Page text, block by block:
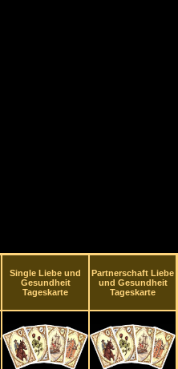
Single Liebe und
Gesundheit
Tageskarte
Partnerschaft Liebe
und Gesundheit
Tageskarte